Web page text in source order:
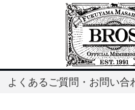
よくあるご質問・お問い合